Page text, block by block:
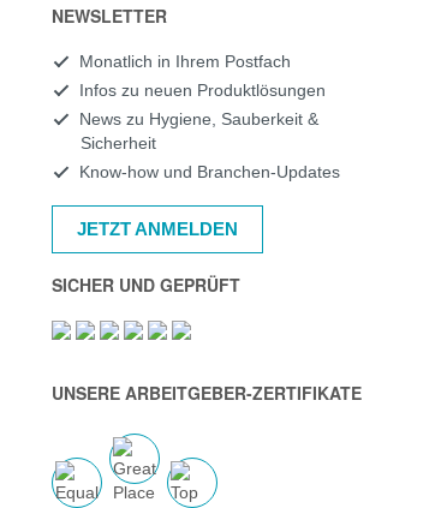
NEWSLETTER
Monatlich in Ihrem Postfach
Infos zu neuen Produktlösungen
News zu Hygiene, Sauberkeit &
Sicherheit
Know-how und Branchen-Updates
JETZT ANMELDEN
SICHER UND GEPRÜFT
UNSERE ARBEITGEBER-ZERTIFIKATE